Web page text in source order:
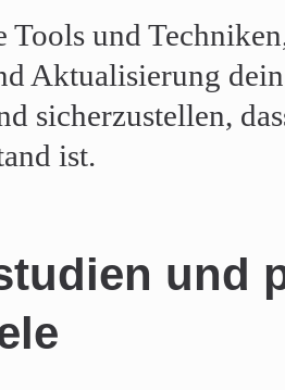
Tools und
Aktualisierung
sicherzustellen,
ist.
und